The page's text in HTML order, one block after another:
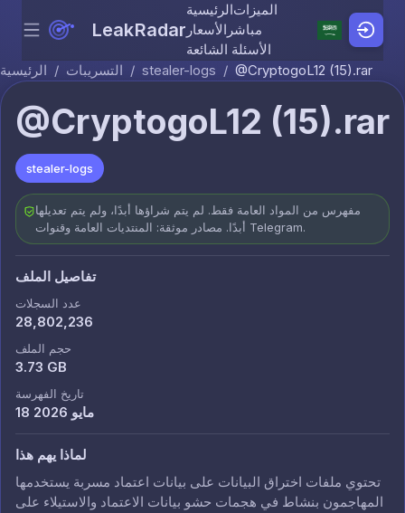
Skip to content
Menu LeakRadar
الرئيسيةالميزات
الأسعار مباشر
الأسئلة الشائعة
الرئيسية / التسريبات / stealer-logs / @CryptogoL12 (15).rar
@CryptogoL12 (15).rar
stealer-logs
مفهرس من المواد العامة فقط. لم يتم شراؤها أبدًا، ولم يتم تعديلها
أبدًا. مصادر موثقة: المنتديات العامة وقنوات Telegram.
تفاصيل الملف
عدد السجلات
28,802,236
حجم الملف
3.73 GB
تاريخ الفهرسة
18 مايو 2026
لماذا يهم هذا
تحتوي ملفات اختراق البيانات على بيانات اعتماد مسربة يستخدمها
المهاجمون بنشاط في هجمات حشو بيانات الاعتماد والاستيلاء على